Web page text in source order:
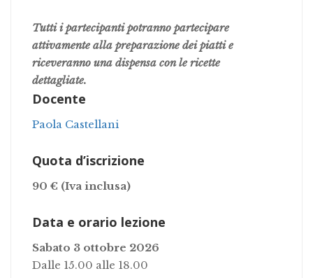
Tutti i partecipanti potranno partecipare
attivamente alla preparazione dei piatti e
riceveranno una dispensa con le ricette
dettagliate.
Docente
Paola Castellani
Quota d’iscrizione
90 € (Iva inclusa)
Data e orario lezione
Sabato 3 ottobre 2026
Dalle 15.00 alle 18.00